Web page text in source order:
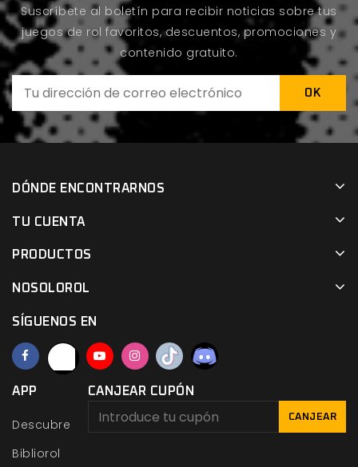
Suscríbete al boletín para recibir noticias sobre tus
juegos de rol favoritos, descuentos, promociones y
contenido gratuito.
DÓNDE ENCONTRARNOS
TU CUENTA
PRODUCTOS
NOSOLOROL
SÍGUENOS EN
APP
Descubre
Bibliorol
CANJEAR CUPÓN
CANJEAR